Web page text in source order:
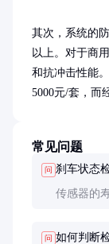
其次，系统的
以上。对于商
和抗冲击性能
5000元/套，而
常见问题
问 刹车状态
传感器的
问 如何判断